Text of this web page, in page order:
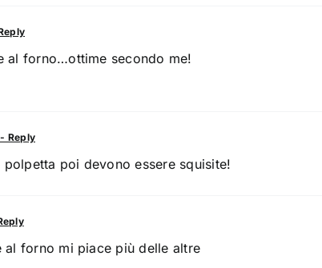
al forno…ottime secondo me!
- Reply
poi devono essere squisite!
al forno mi piace più delle altre